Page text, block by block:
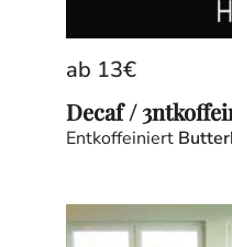
ab 13€
Decaf /
Entkoffeiniert